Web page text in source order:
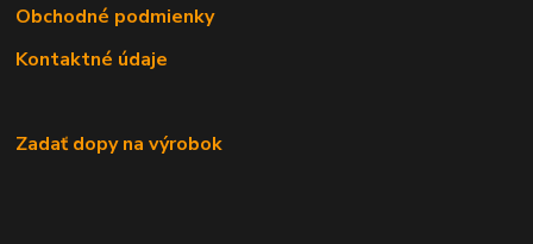
Obchodné podmienky
Kontaktné údaje
Zadať dopy na výrobok